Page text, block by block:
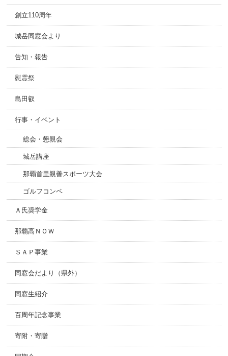
創立110周年
城岳同窓会より
告知・報告
慰霊祭
島田叡
行事・イベント
総会・懇親会
城岳講座
那覇首里親善スポーツ大会
ゴルフコンペ
Ａ氏奨学金
那覇高ＮＯＷ
ＳＡＰ事業
同窓会だより（県外）
同窓生紹介
百周年記念事業
寄附・寄贈